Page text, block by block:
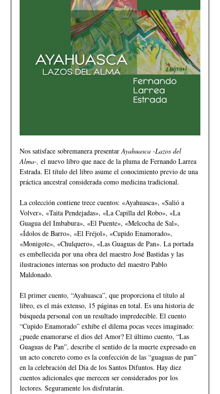
Nos satisface sobremanera presentarAyahuasca -Lazos del
Alma-, el nuevo libro que nace de la pluma de Fernando Larrea
Estrada. El título del libro asume el conocimiento previo de una
práctica ancestral considerada como medicina tradicional.
La colección contiene trece cuentos: «Ayahuasca», «Salió a
Volver», «Taita Pendejadas», «La Capilla del Robo», «La
Guagua del Imbabura», «El Puente», «Melcocha de Sal»,
«Ídolos de Barro», «El Fréjol», «Cupido Enamorado»,
«Monigote», «Chulquero», «Las Guaguas de Pan». La portada
es embellecida por una obra del maestro José Bastidas y las
ilustraciones internas son producto del maestro Pablo
Maldonado.
El primer cuento, “Ayahuasca”, que proporciona el título al
libro, es el más extenso, 15 páginas en total. Es una historia de
búsqueda personal con un resultado impredecible. El cuento
“Cupido Enamorado” exhibe el dilema pocas veces imaginado:
¿puede enamorarse el dios del Amor? El último cuento, “Las
Guaguas de Pan”, describe el sentido de la muerte expresado en
un acto concreto como es la confección de las “guaguas de pan”
en la celebración del Día de los Santos Difuntos. Hay diez
cuentos adicionales que merecen ser considerados por los
lectores. Seguramente los disfrutarán.